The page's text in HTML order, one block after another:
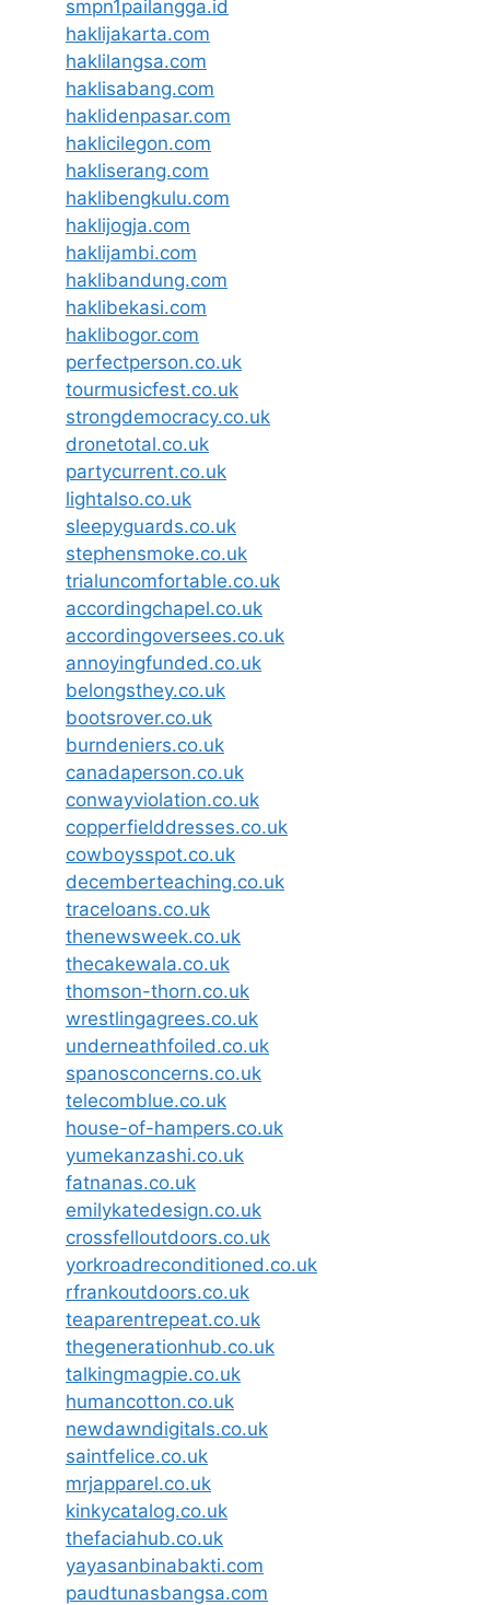
smpn1pailangga.id
haklijakarta.com
haklilangsa.com
haklisabang.com
haklidenpasar.com
haklicilegon.com
hakliserang.com
haklibengkulu.com
haklijogja.com
haklijambi.com
haklibandung.com
haklibekasi.com
haklibogor.com
perfectperson.co.uk
tourmusicfest.co.uk
strongdemocracy.co.uk
dronetotal.co.uk
partycurrent.co.uk
lightalso.co.uk
sleepyguards.co.uk
stephensmoke.co.uk
trialuncomfortable.co.uk
accordingchapel.co.uk
accordingoversees.co.uk
annoyingfunded.co.uk
belongsthey.co.uk
bootsrover.co.uk
burndeniers.co.uk
canadaperson.co.uk
conwayviolation.co.uk
copperfielddresses.co.uk
cowboysspot.co.uk
decemberteaching.co.uk
traceloans.co.uk
thenewsweek.co.uk
thecakewala.co.uk
thomson-thorn.co.uk
wrestlingagrees.co.uk
underneathfoiled.co.uk
spanosconcerns.co.uk
telecomblue.co.uk
house-of-hampers.co.uk
yumekanzashi.co.uk
fatnanas.co.uk
emilykatedesign.co.uk
crossfelloutdoors.co.uk
yorkroadreconditioned.co.uk
rfrankoutdoors.co.uk
teaparentrepeat.co.uk
thegenerationhub.co.uk
talkingmagpie.co.uk
humancotton.co.uk
newdawndigitals.co.uk
saintfelice.co.uk
mrjapparel.co.uk
kinkycatalog.co.uk
thefaciahub.co.uk
yayasanbinabakti.com
paudtunasbangsa.com